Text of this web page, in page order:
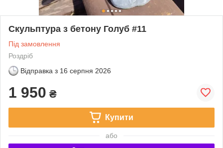
Скульптура з бетону Голуб #11
Під замовлення
Роздріб
Відправка з 16 серпня 2026
1 950 ₴
Купити
або